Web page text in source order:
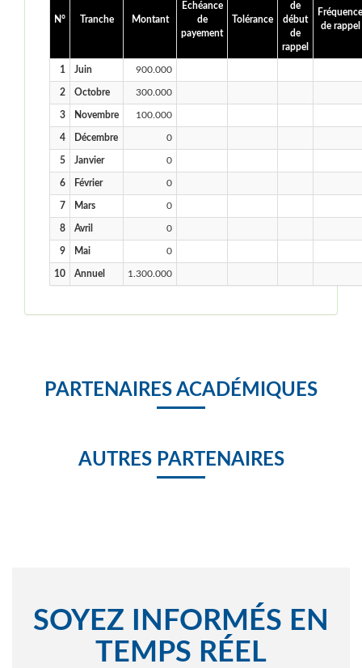
N° Tranche Montant
Echéance
de
payement
Tolérance
de
début
de
rappel
Fréquence
de rappel
1 Juin 900.000
2 Octobre 300.000
3 Novembre 100.000
4 Décembre 0
5 Janvier 0
6 Février 0
7 Mars 0
8 Avril 0
9 Mai 0
10 Annuel 1.300.000
PARTENAIRES ACADÉMIQUES
AUTRES PARTENAIRES
SOYEZ INFORMÉS EN
TEMPS RÉEL